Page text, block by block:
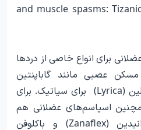
and muscle spasms:
برای انواع خاصی از دردها
مسکن عصبی مانند گاباپنتین
(Neurontin) و پرگابالین (Lyrica) برای سیاتیک. برای
اسپاسم‌های عضلانی هم
داروهایی مانند تیزانیدین (Zanaflex) و باکلوفن